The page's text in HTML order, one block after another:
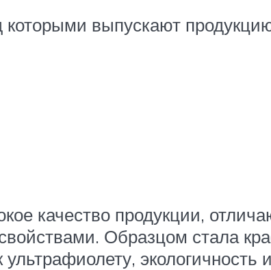
которыми выпускают
качество продукции,
Образцом стала
экологичность